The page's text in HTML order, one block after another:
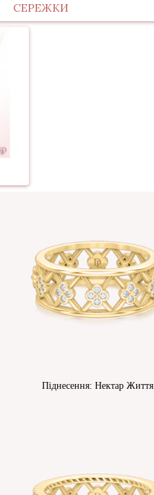
СЕРЕЖКИ
Піднесення: Нектар Життя